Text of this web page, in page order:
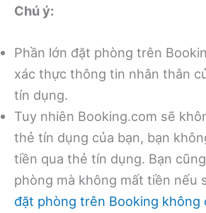
Chú ý:
Phần lớn đặt phòng trên
xác thực thông tin nhân thân
tín dụng.
Tuy nhiên Booking.com sẽ
thẻ tín dụng của bạn, bạn
tiền qua thẻ tín dụng. Bạn
phòng mà không mất tiền nếu
đặt phòng trên Booking không